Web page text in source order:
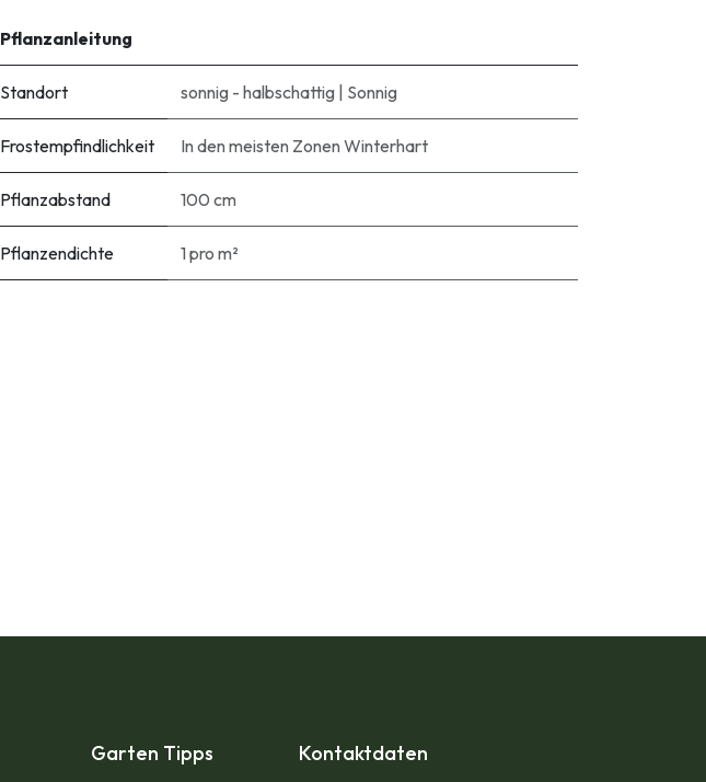
Pflanzanleitung
Standort sonnig - halbschattig Sonnig
Frostempfindlichkeit In den meisten Zonen Winterhart
Pflanzabstand 100 cm
Pflanzendichte 1 pro m²
Garten Tipps Kontaktdaten